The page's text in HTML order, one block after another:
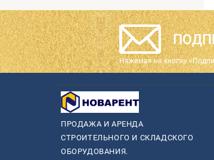
Нажимая на кнопку
ПРОДАЖА И АРЕНДА
СТРОИТЕЛЬНОГО И СКЛАДСКОГО
ОБОРУДОВАНИЯ.